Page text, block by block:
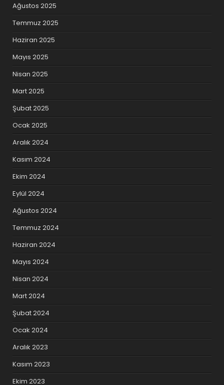
Ağustos 2025
Temmuz 2025
Haziran 2025
Mayıs 2025
Nisan 2025
Mart 2025
Şubat 2025
Ocak 2025
Aralık 2024
Kasım 2024
Ekim 2024
Eylül 2024
Ağustos 2024
Temmuz 2024
Haziran 2024
Mayıs 2024
Nisan 2024
Mart 2024
Şubat 2024
Ocak 2024
Aralık 2023
Kasım 2023
Ekim 2023